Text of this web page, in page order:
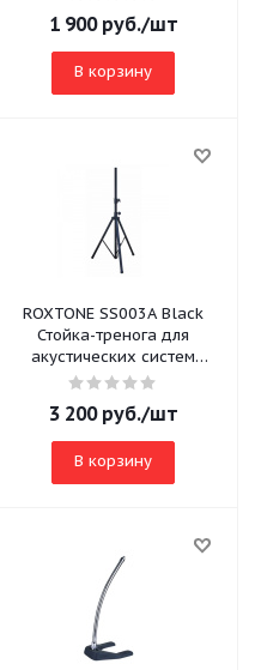
1 900руб./шт
В корзину
ROXTONE SS003A Black
Стойка-тренога для
акустических систем
Высота 125-220 см Цвет
3 200руб./шт
В корзину